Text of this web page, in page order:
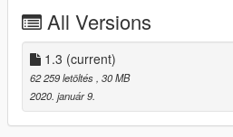
v1.1
Fix Back Right Reflector
v1.2
1. Update textures
2. Update model wheel
3. Update model engine
All Versions
1.3 (current)
62 259 letöltés , 30 MB
2020. január 9.